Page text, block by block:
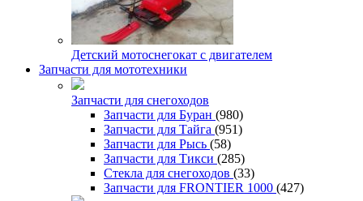
Детский мотоснегокат с двигателем
Запчасти для мототехники
Запчасти для снегоходов
Запчасти для Буран (980)
Запчасти для Тайга (951)
Запчасти для Рысь (58)
Запчасти для Тикси (285)
Стекла для снегоходов (33)
Запчасти для FRONTIER 1000 (427)